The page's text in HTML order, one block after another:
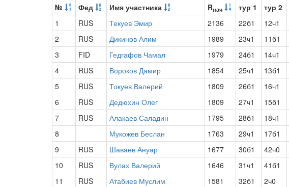
№ Фед Имя участника Rнач тур 1 тур 2
1
RUS Текуев Эмир 2136 22б1 12ч1
2
RUS Дикинов Алим 1989 23ч1 11б1
3
FID Гедгафов Чамал 1979 24б1 14ч1
4
RUS Вороков Дамир 1854 25ч1 13б1
5
RUS Токуев Валерий 1809 26б1 16ч1
6
RUS Дедюхин Олег 1809 27ч1 15б1
7
RUS Алакаев Саладин 1795 28б1 18ч1
8
Мукожев Беслан 1763 29ч1 17б1
9
RUS Шаваев Ануар 1677 30б1 42ч0
10
RUS Вулах Валерий 1646 31ч1 41б1
11
RUS Атабиев Муслим 1581 32б1 2ч0